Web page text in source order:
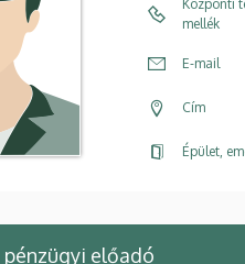
Központi
mellék
E-mail
Cím
Épület,
pénzügyi előadó